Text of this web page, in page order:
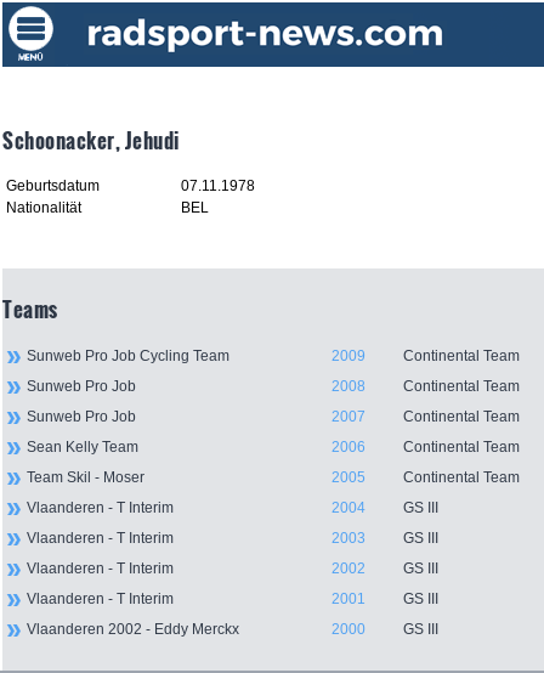
Schoonacker, Jehudi
Geburtsdatum
07.11.1978
Nationalität
BEL
Teams
Sunweb Pro Job Cycling Team 2009
Continental Team
Sunweb Pro Job
2008
Continental Team
Sunweb Pro Job
2007
Continental Team
Sean Kelly Team
2006
Continental Team
Team Skil - Moser
2005
Continental Team
Vlaanderen - T Interim
2004
GS III
Vlaanderen - T Interim
2003
GS III
Vlaanderen - T Interim
2002
GS III
Vlaanderen - T Interim
2001
GS III
Vlaanderen 2002 - Eddy Merckx
2000 GS III